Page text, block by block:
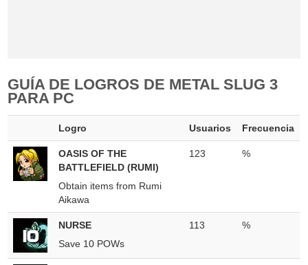
GUÍA DE LOGROS DE METAL SLUG 3
PARA PC
Logro Usuarios Frecuencia
OASIS OF THE
BATTLEFIELD (RUMI)
Obtain items from Rumi
Aikawa
123 %
NURSE
Save 10 POWs
113 %